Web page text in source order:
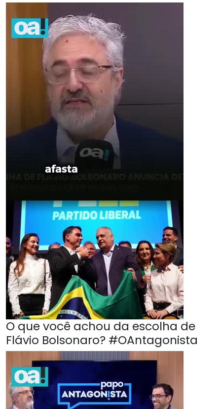
O que você achou da escolha de
Flávio Bolsonaro? #OAntagonista